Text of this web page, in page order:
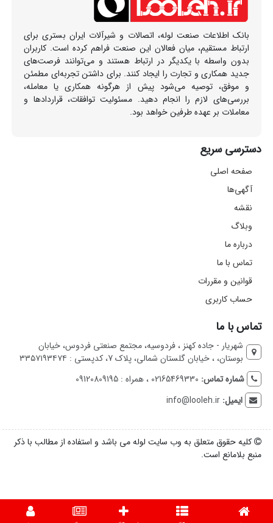
بانک اطلاعات صنعت لوله، اتصالات و شیرآلات ایران بستری برای
ارتباط مستقیم، میان فعالان این صنعت فراهم کرده است. کاربران
بدون واسطه با یکدیگر در ارتباط هستند و می‌توانند فرصت‌های
جدید همکاری و تجارت را ایجاد کنند. برای داشتن تجربه‌ای مطمئن
و موفق، توصیه می‌شود پیش از هرگونه همکاری یا معامله،
بررسی‌های لازم را انجام دهید. مسئولیت توافقات، قراردادها و
معاملات بر عهده طرفین خواهد بود.
دسترسی سریع
صفحه اصلی
آگهی‌ها
نقشه
وبلاگ
درباره ما
تماس با ما
قوانین و مقررات
حساب کاربری
تماس با ما
شهریار - جاده کهنز ، فردوسیه، مجتمع صنعتی فردوس، خیابان
بوستان، ، خیابان گلستان شمالی، پلاک 7، کدپستی : ۳۳۵۷۱۹۳۴۷۴
شماره تماس: 02165469330 ، همراه : 09120809195
ایمیل:info@looleh.ir
کلیه حقوق متعلق به وب سایت لوله می باشد و استفاده از مطالب با ذکر
منبع بلامانع است.